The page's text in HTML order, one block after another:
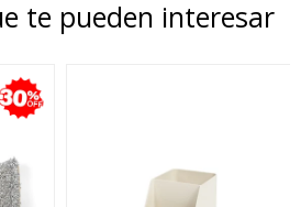
te pueden interesar